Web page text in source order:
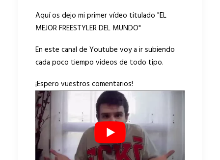
Aquí os dejo mi primer vídeo titulado "EL
MEJOR FREESTYLER DEL MUNDO"
En este canal de Youtube voy a ir subiendo
cada poco tiempo videos de todo tipo.
¡Espero vuestros comentarios!